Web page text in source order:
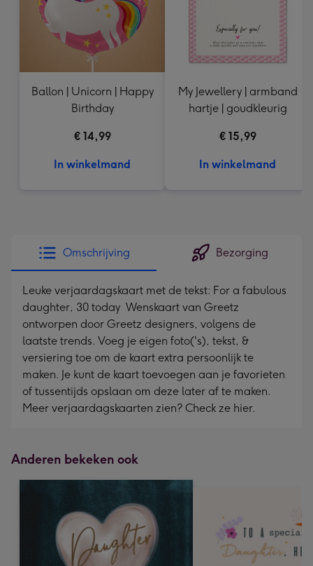
Ballon | Unicorn | Happy
Birthday
€ 14,99
In winkelmand
My Jewellery | armband
hartje | goudkleurig
€ 15,99
In winkelmand
Omschrijving Bezorging
Leuke verjaardagskaart met de tekst: For a fabulous
daughter, 30 today Wenskaart van Greetz
ontworpen door Greetz designers, volgens de
laatste trends. Voeg je eigen foto('s), tekst, &
versiering toe om de kaart extra persoonlijk te
maken. Je kunt de kaart toevoegen aan je favorieten
of tussentijds opslaan om deze later af te maken.
Meer verjaardagskaarten zien? Check ze hier.
Anderen bekeken ook